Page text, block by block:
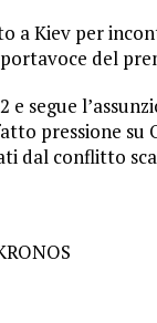
a Kiev per
del
segue
pressione su
dal conflitto